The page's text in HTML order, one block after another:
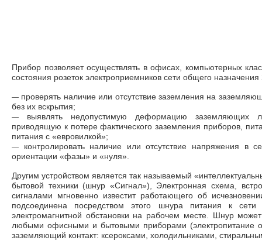
Прибор позволяет осуществлять в офисах, компьютерных
состояния розеток электропри­емников сети общего
— проверять наличие или отсутствие заземления на
без их вскрытия;
— выявлять недопустимую деформа­цию заземляющих
приводящую к потере фактического заземления приборов,
питания с «евровилкой»;
— контролировать наличие или от­сутствие напряжения в
ориентации «фазы» и «нуля».
Другим устройством является так называемый
бытовой техники (шнур «Сигнал»), Электронная схема,
сигналами мгновенно известит работающего об
подсоединена посредс­твом этого шнура питания к
электромагнитной обстановки на рабочем месте. Шнур
любыми офисными и бытовыми приборами (электропитание
заземляющий контакт: ксероксами, холодильниками,